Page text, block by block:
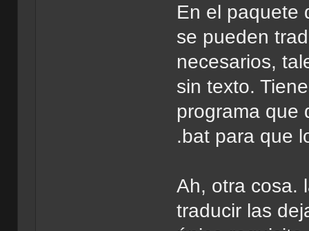
En el paquete
se pueden
necesarios,
sin texto.
programa que
.bat para que
Ah, otra cosa.
traducir las